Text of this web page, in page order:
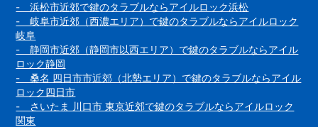
- 浜松市近郊で鍵のタラブルならアイルロック浜松
- 岐阜市近郊（西濃エリア）で鍵のタラブルならアイルロック
岐阜
- 静岡市近郊（静岡市以西エリア）で鍵のタラブルならアイル
ロック静岡
- 桑名 四日市市近郊（北勢エリア）で鍵のタラブルならアイル
ロック四日市
- さいたま 川口市 東京近郊で鍵のタラブルならアイルロック
関東